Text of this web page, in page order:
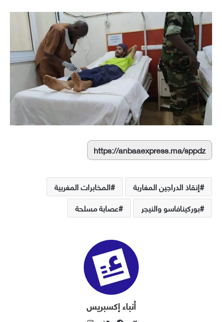
https://anbaaexpress.ma/sppdz
إنقاذ الدراجين المغاربة
المخابرات المغربية
بوركينافاسو والنيجر
عصابة مسلحة
أنباء إكسبريس